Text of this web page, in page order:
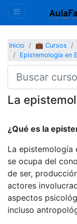
Inicio 💼 Cursos
Epistemología en
La
¿Qué es la
La epistemología
se ocupa del
de ser,
actores
aspectos
incluso